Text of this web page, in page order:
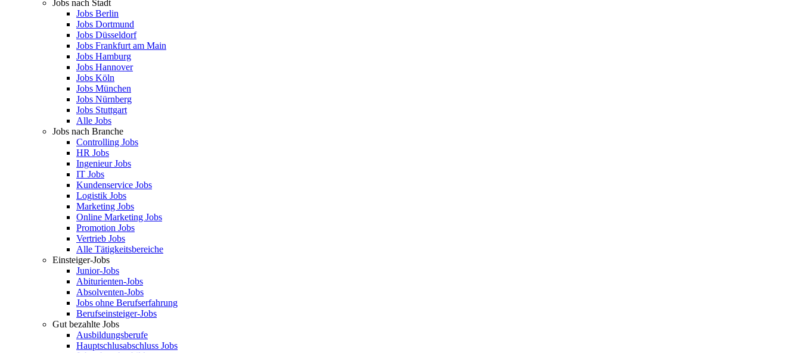
Jobs nach Stadt
Jobs Berlin
Jobs Dortmund
Jobs Düsseldorf
Jobs Frankfurt am Main
Jobs Hamburg
Jobs Hannover
Jobs Köln
Jobs München
Jobs Nürnberg
Jobs Stuttgart
Alle Jobs
Jobs nach Branche
Controlling Jobs
HR Jobs
Ingenieur Jobs
IT Jobs
Kundenservice Jobs
Logistik Jobs
Marketing Jobs
Online Marketing Jobs
Promotion Jobs
Vertrieb Jobs
Alle Tätigkeitsbereiche
Einsteiger-Jobs
Junior-Jobs
Abiturienten-Jobs
Absolventen-Jobs
Jobs ohne Berufserfahrung
Berufseinsteiger-Jobs
Gut bezahlte Jobs
Ausbildungsberufe
Hauptschlusabschluss Jobs